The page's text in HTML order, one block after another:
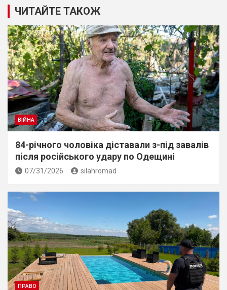
ЧИТАЙТЕ ТАКОЖ
ВІЙНА
84-річного чоловіка діставали з-під завалів
пiсля росiйського удару по Одещині
07/31/2026 silahromad
ПРАВО